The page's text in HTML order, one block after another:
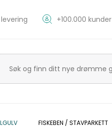
levering +100.000 kunder
FISKEBEN / STAVPARKETT